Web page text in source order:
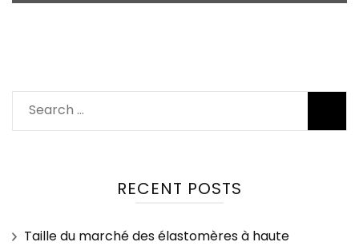
Search
for:
RECENT POSTS
Taille du marché des élastomères à haute